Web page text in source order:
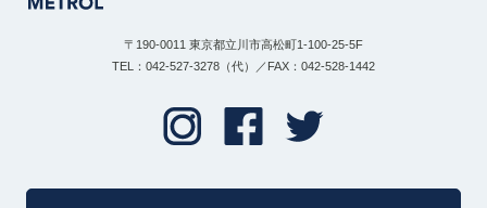
〒190-0011 東京都立川市高松町1-100-25-5F
TEL：042-527-3278（代）／FAX：042-528-1442